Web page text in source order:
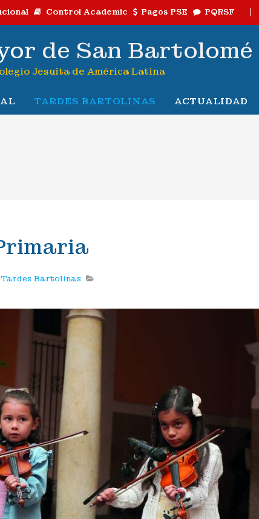
Control Academic Pagos PSE PQRSF |
de San Bartolomé
Jesuita de América Latina
TARDES BARTOLINAS ACTUALIDAD
Tardes Bartolinas